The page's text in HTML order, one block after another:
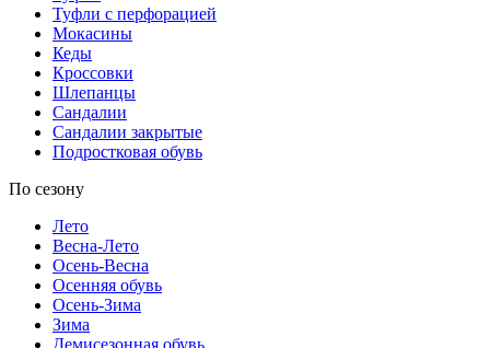
Туфли с перфорацией
Мокасины
Кеды
Кроссовки
Шлепанцы
Сандалии
Сандалии закрытые
Подростковая обувь
По сезону
Лето
Весна-Лето
Осень-Весна
Осенняя обувь
Осень-Зима
Зима
Демисезонная обувь